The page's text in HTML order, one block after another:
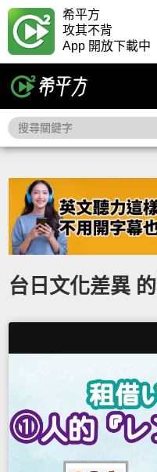
希平方
攻其不背
App 開放下載中
台日文化差異